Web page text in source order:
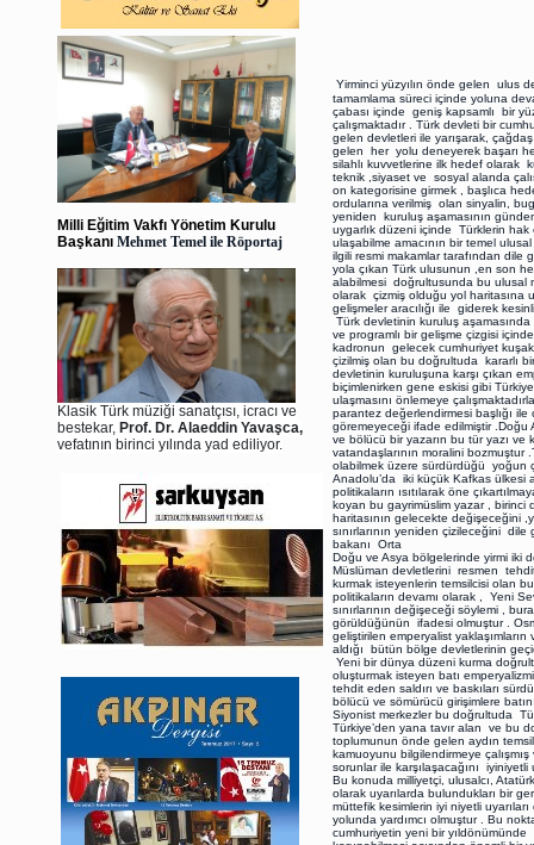
Milli Eğitim Vakfı Yönetim Kurulu
Başkanı Mehmet Temel ile Röportaj
Klasik Türk müziği sanatçısı, icracı ve
bestekar, Prof. Dr. Alaeddin Yavaşca,
vefatının birinci yılında yad ediliyor.
Yirminci yüzyılın önde gelen ulus
tamamlama süreci içinde yoluna
çabası içinde geniş kapsamlı bir
çalışmaktadır . Türk devleti bir
gelen devletleri ile yarışarak,
gelen her yolu deneyerek başarı
silahlı kuvvetlerine ilk hedef
teknik ,siyaset ve sosyal alanda
on kategorisine girmek , başlıca
ordularına verilmiş olan sinyalin,
yeniden kuruluş aşamasının
uygarlık düzeni içinde Türklerin
ulaşabilme amacının bir temel
ilgili resmi makamlar tarafından dile
yola çıkan Türk ulusunun ,en son
alabilmesi doğrultusunda bu ulusal
olarak çizmiş olduğu yol haritasına
gelişmeler aracılığı ile giderek
Türk devletinin kuruluş
ve programlı bir gelişme çizgisi
kadronun gelecek cumhuriyet
çizilmiş olan bu doğrultuda kararlı
devletinin kuruluşuna karşı çıkan
biçimlenirken gene eskisi gibi
ulaşmasını önlemeye
parantez değerlendirmesi başlığı
göremeyeceği ifade edilmiştir .Doğu
ve bölücü bir yazarın bu tür yazı ve
vatandaşlarının moralini
olabilmek üzere sürdürdüğü yoğun
Anadolu’da iki küçük Kafkas ülkesi
politikaların ısıtılarak öne
koyan bu gayrimüslim yazar , birinci
haritasının gelecekte değişeceğini
sınırlarının yeniden çizileceğini
bakanı Orta
Doğu ve Asya bölgelerinde yirmi iki
Müslüman devletlerini resmen
kurmak isteyenlerin temsilcisi olan
politikaların devamı olarak , Yeni
sınırlarının değişeceği söylemi ,
görüldüğünün ifadesi olmuştur .
geliştirilen emperyalist
aldığı bütün bölge devletlerinin
Yeni bir dünya düzeni kurma
oluşturmak isteyen batı
tehdit eden saldırı ve baskıları
bölücü ve sömürücü girişimlere
Siyonist merkezler bu doğrultuda
Türkiye’den yana tavır alan ve bu
toplumunun önde gelen aydın
kamuoyunu bilgilendirmeye
sorunlar ile karşılaşacağını
Bu konuda milliyetçi, ulusalcı,
olarak uyarılarda bulundukları bir
müttefik kesimlerin iyi niyetli
yolunda yardımcı olmuştur . Bu
cumhuriyetin yeni bir yıldönümünde